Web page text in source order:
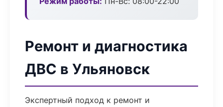
Ремонт и диагностика
ДВС в Ульяновск
Экспертный подход к ремонт и